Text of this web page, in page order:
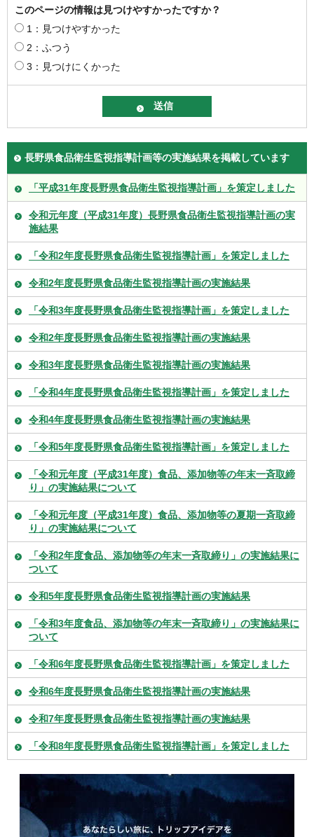
このページの情報は見つけやすかったですか？
1：見つけやすかった
2：ふつう
3：見つけにくかった
長野県食品衛生監視指導計画等の実施結果を掲載しています
「平成31年度長野県食品衛生監視指導計画」を策定しました
令和元年度（平成31年度）長野県食品衛生監視指導計画の実
施結果
「令和2年度長野県食品衛生監視指導計画」を策定しました
令和2年度長野県食品衛生監視指導計画の実施結果
「令和3年度長野県食品衛生監視指導計画」を策定しました
令和2年度長野県食品衛生監視指導計画の実施結果
令和3年度長野県食品衛生監視指導計画の実施結果
「令和4年度長野県食品衛生監視指導計画」を策定しました
令和4年度長野県食品衛生監視指導計画の実施結果
「令和5年度長野県食品衛生監視指導計画」を策定しました
「令和元年度（平成31年度）食品、添加物等の年末一斉取締
り」の実施結果について
「令和元年度（平成31年度）食品、添加物等の夏期一斉取締
り」の実施結果について
「令和2年度食品、添加物等の年末一斉取締り」の実施結果に
ついて
令和5年度長野県食品衛生監視指導計画の実施結果
「令和3年度食品、添加物等の年末一斉取締り」の実施結果に
ついて
「令和6年度長野県食品衛生監視指導計画」を策定しました
令和6年度長野県食品衛生監視指導計画の実施結果
令和7年度長野県食品衛生監視指導計画の実施結果
「令和8年度長野県食品衛生監視指導計画」を策定しました